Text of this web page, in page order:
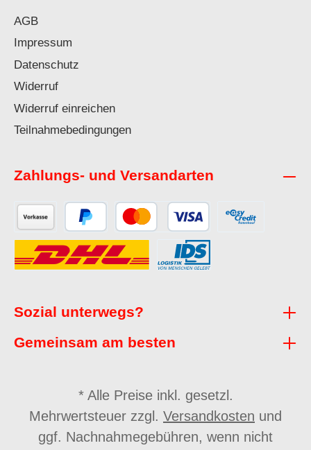
AGB
Impressum
Datenschutz
Widerruf
Widerruf einreichen
Teilnahmebedingungen
Zahlungs- und Versandarten
Sozial unterwegs?
Gemeinsam am besten
* Alle Preise inkl. gesetzl.
Mehrwertsteuer zzgl. Versandkosten und
ggf. Nachnahmegebühren, wenn nicht